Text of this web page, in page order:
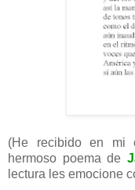
(He recibido en mi
hermoso poema de
lectura les emocione